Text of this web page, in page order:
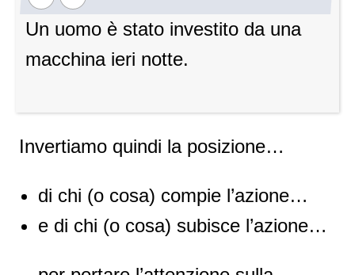
Un uomo è stato investito da una
macchina ieri notte.
Invertiamo quindi la posizione…
di chi (o cosa) compie l’azione…
e di chi (o cosa) subisce l’azione…